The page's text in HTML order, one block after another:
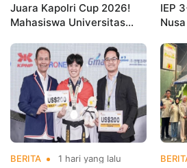
Juara Kapolri Cup 2026!
Mahasiswa Universitas
Nama Kampus di Kejurnas
Taekwondo
IEP
BERITA 1 hari yang lalu